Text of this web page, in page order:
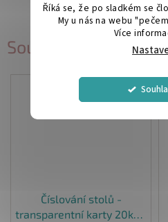
Říká se, že po sladkém se
My u nás na webu
Více
Související produkty
Číslování stolů -
transparentní karty 20ks -